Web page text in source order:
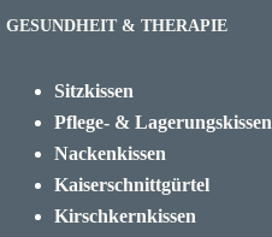
GESUNDHEIT & THERAPIE
Sitzkissen
Pflege- & Lagerungskissen
Nackenkissen
Kaiserschnittgürtel
Kirschkernkissen